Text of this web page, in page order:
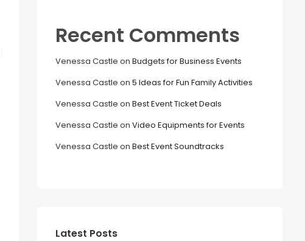
Recent Comments
Venessa Castle on Budgets for Business Events
Venessa Castle on 5 Ideas for Fun Family Activities
Venessa Castle on Best Event Ticket Deals
Venessa Castle on Video Equipments for Events
Venessa Castle on Best Event Soundtracks
Latest Posts